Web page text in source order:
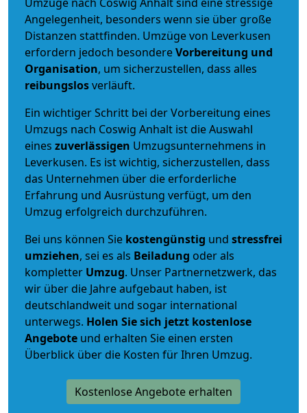
Angelegenheit, besonders wenn sie über große
Distanzen stattfinden. Umzüge von Leverkusen
erfordern jedoch besondereVorbereitung und
Organisation, um sicherzustellen, dass alles
reibungslosverläuft.
Ein wichtiger Schritt bei der Vorbereitung eines
Umzugs nach Coswig Anhalt ist die Auswahl
eines zuverlässigen Umzugsunternehmens in
Leverkusen. Es ist wichtig, sicherzustellen, dass
das Unternehmen über die erforderliche
Erfahrung und Ausrüstung verfügt, um den
Umzug erfolgreich durchzuführen.
Bei uns können Sie kostengünstig und stressfrei
umziehen, sei es als Beiladung oder als
kompletter Umzug. Unser Partnernetzwerk, das
wir über die Jahre aufgebaut haben, ist
deutschlandweit und sogar international
unterwegs. Holen Sie sich jetzt kostenlose
Angebote und erhalten Sie einen ersten
Überblick über die Kosten für Ihren Umzug.
Kostenlose Angebote erhalten